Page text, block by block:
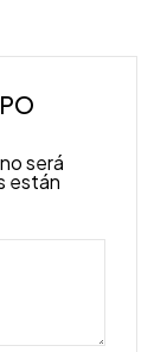
será
están